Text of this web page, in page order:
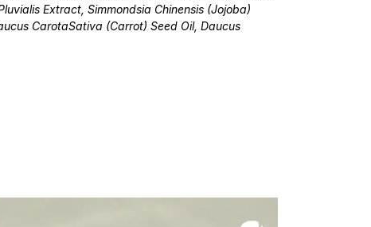
Extract, Simmondsia Chinensis (Jojoba)
CarotaSativa (Carrot) Seed Oil, Daucus